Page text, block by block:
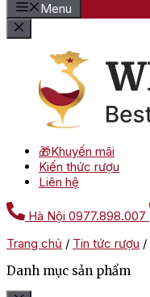
Menu
🎁Khuyến mãi
Kiến thức rượu
Liên hệ
Hà Nội 0977.898.007
Trang chủ / Tin tức rượu /
Danh mục sản phẩm